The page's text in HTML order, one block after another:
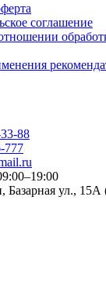
соглашение
88
777
Базарная ул.,